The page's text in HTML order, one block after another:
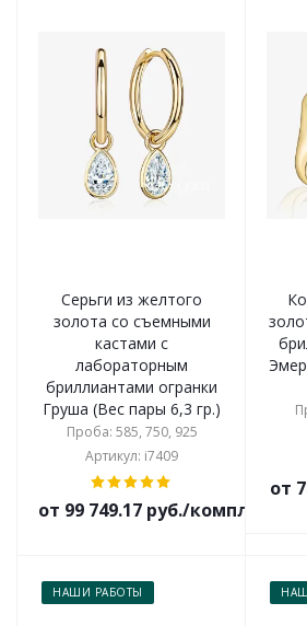
Серьги из желтого
золота со съемными
кастами с
лабораторным
бриллиантами огранки
Груша (Вес пары 6,3 гр.)
Проба: 585, 750, 925
Артикул: i7409
от 99 749.17 руб./комплект
от
НАШИ РАБОТЫ